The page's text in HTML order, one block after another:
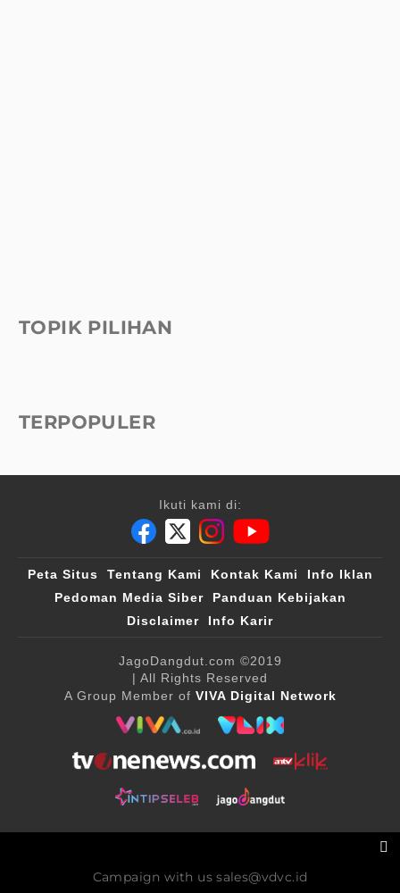
TOPIK PILIHAN
TERPOPULER
Ikuti kami di:
Peta Situs Tentang Kami Kontak Kami
Info Iklan
Pedoman Media Siber
Panduan Kebijakan
Disclaimer
Info Karir
JagoDangdut.com ©2019
| All Rights Reserved
A Group Member of VIVA Digital Network
